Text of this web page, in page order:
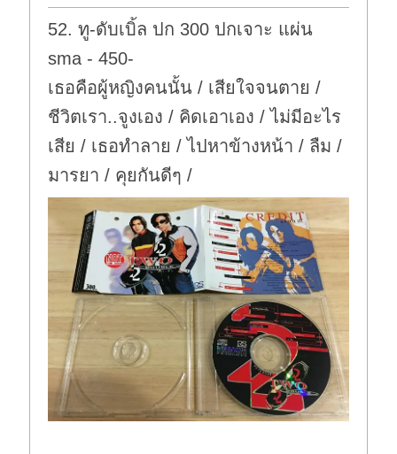
52. ทู-ดับเบิ้ล ปก 300 ปกเจาะ แผ่น
sma - 450-
เธอคือผู้หญิงคนนั้น / เสียใจจนตาย /
ชีวิตเรา..จูงเอง / คิดเอาเอง / ไม่มีอะไร
เสีย / เธอทำลาย / ไปหาข้างหน้า / ลืม /
มารยา / คุยกันดีๆ /